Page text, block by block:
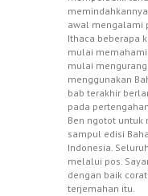
awal mengalami
Ithaca beberapa
mulai memahami
mulai
menggunakan
bab terakhir
pada
Ben ngotot untuk
sampul edisi
Indonesia.
melalui pos.
dengan baik
terjemahan itu.